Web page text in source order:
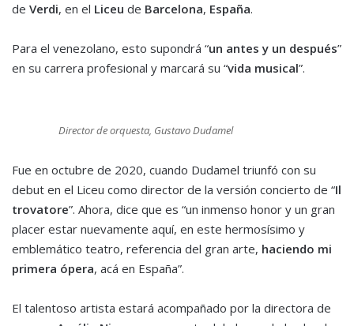
de Verdi, en el Liceu de Barcelona, España.
Para el venezolano, esto supondrá “un antes y un después”
en su carrera profesional y marcará su “vida musical”.
Director de orquesta, Gustavo Dudamel
Fue en octubre de 2020, cuando Dudamel triunfó con su
debut en el Liceu como director de la versión concierto de “Il
trovatore”. Ahora, dice que es “un inmenso honor y un gran
placer estar nuevamente aquí, en este hermosísimo y
emblemático teatro, referencia del gran arte, haciendo mi
primera ópera, acá en España”.
El talentoso artista estará acompañado por la directora de